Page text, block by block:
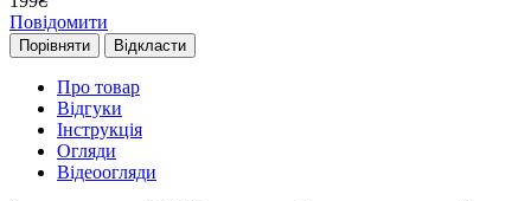
Повідомити
Порівняти Відкласти
Про товар
Відгуки
Інструкція
Огляди
Відеоогляди